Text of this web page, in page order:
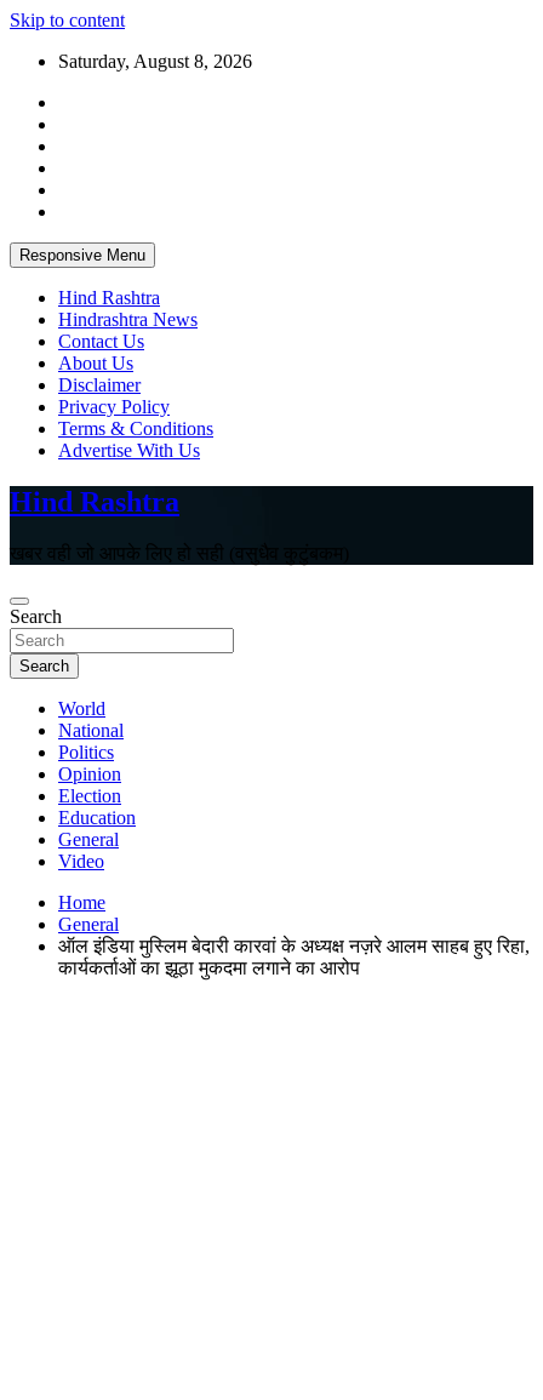
Skip to content
Saturday, August 8, 2026
Responsive Menu
Hind Rashtra
Hindrashtra News
Contact Us
About Us
Disclaimer
Privacy Policy
Terms & Conditions
Advertise With Us
Hind Rashtra
खबर वही जो आपके लिए हो सही (वसुधैव कुटुंबकम)
Search
Search
World
National
Politics
Opinion
Election
Education
General
Video
Home
General
ऑल इंडिया मुस्लिम बेदारी कारवां के अध्यक्ष नज़रे आलम साहब हुए रिहा,
कार्यकर्ताओं का झूठा मुकदमा लगाने का आरोप